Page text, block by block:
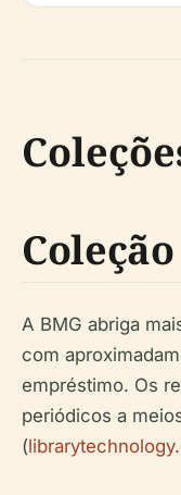
A BMG abriga
com
empréstimo. Os
periódicos a
(